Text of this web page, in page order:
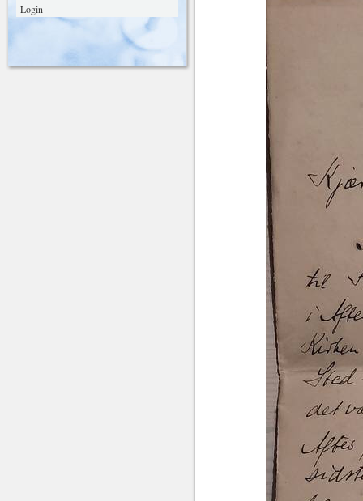
Login